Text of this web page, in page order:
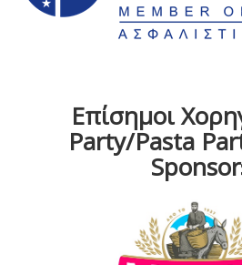
Επίσημοι
Party/Pasta